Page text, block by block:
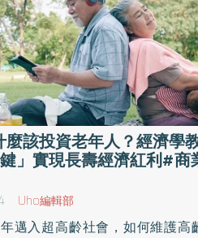
麼該投資老年人？經濟學
」實現長壽經濟紅利#商
Uho編輯部
邁入超高齡社會，如何維護高